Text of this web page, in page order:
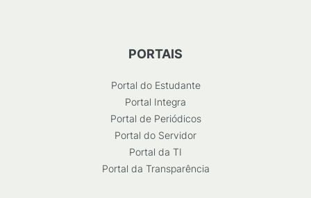
PORTAIS
Portal do Estudante
Portal Integra
Portal de Periódicos
Portal do Servidor
Portal da TI
Portal da Transparência